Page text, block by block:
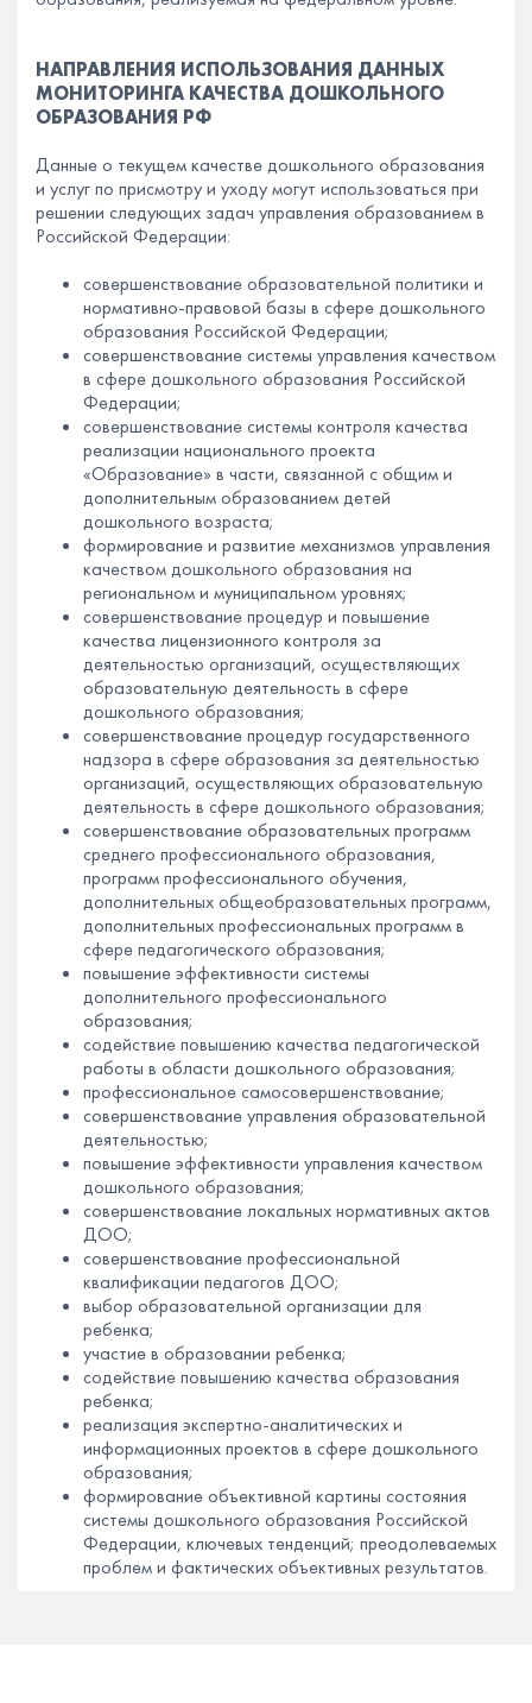
НАПРАВЛЕНИЯ ИСПОЛЬЗОВАНИЯ ДАННЫХ
МОНИТОРИНГА КАЧЕСТВА ДОШКОЛЬНОГО
ОБРАЗОВАНИЯ РФ
Данные о текущем качестве дошкольного образования
и услуг по присмотру и уходу могут использоваться при
решении следующих задач управления образованием в
Российской Федерации:
совершенствование образовательной политики и
нормативно-правовой базы в сфере дошкольного
образования Российской Федерации;
совершенствование системы управления качеством
в сфере дошкольного образования Российской
Федерации;
совершенствование системы контроля качества
реализации национального проекта
«Образование» в части, связанной с общим и
дополнительным образованием детей
дошкольного возраста;
формирование и развитие механизмов управления
качеством дошкольного образования на
региональном и муниципальном уровнях;
совершенствование процедур и повышение
качества лицензионного контроля за
деятельностью организаций, осуществляющих
образовательную деятельность в сфере
дошкольного образования;
совершенствование процедур государственного
надзора в сфере образования за деятельностью
организаций, осуществляющих образовательную
деятельность в сфере дошкольного образования;
совершенствование образовательных программ
среднего профессионального образования,
программ профессионального обучения,
дополнительных общеобразовательных программ,
дополнительных профессиональных программ в
сфере педагогического образования;
повышение эффективности системы
дополнительного профессионального
образования;
содействие повышению качества педагогической
работы в области дошкольного образования;
профессиональное самосовершенствование;
совершенствование управления образовательной
деятельностью;
повышение эффективности управления качеством
дошкольного образования;
совершенствование локальных нормативных актов
ДОО;
совершенствование профессиональной
квалификации педагогов ДОО;
выбор образовательной организации для
ребенка;
участие в образовании ребенка;
содействие повышению качества образования
ребенка;
реализация экспертно-аналитических и
информационных проектов в сфере дошкольного
образования;
формирование объективной картины состояния
системы дошкольного образования Российской
Федерации, ключевых тенденций; преодолеваемых
проблем и фактических объективных результатов.